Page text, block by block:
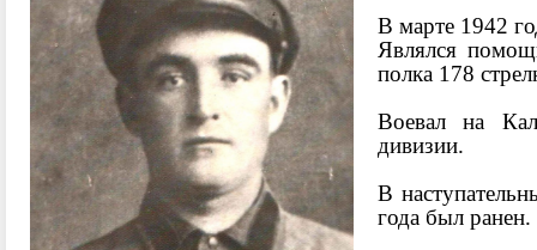
В марте 1942
Являлся
полка 178
Воевал на
дивизии.
В
года был ранен.